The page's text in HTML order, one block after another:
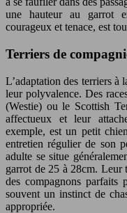
une hauteur au garrot
courageux et tenace, est
Terriers de
L’adaptation des terriers à
leur polyvalence. Des
(Westie) ou le Scottish
affectueux et leur
exemple, est un petit
entretien régulier de son
adulte se situe
garrot de 25 à 28cm. Leur
des compagnons parfaits
souvent un instinct de
appropriée.